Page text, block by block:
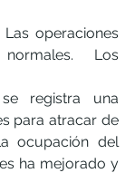
Las operaciones
Los
registra una
para atracar de
ocupación del
ha mejorado y